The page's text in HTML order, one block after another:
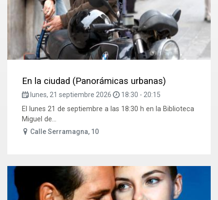
En la ciudad (Panorámicas urbanas)
lunes, 21 septiembre 2026 18:30 - 20:15
El lunes 21 de septiembre a las 18:30 h en la Biblioteca
Miguel de...
Calle Serramagna, 10